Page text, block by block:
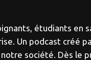
étudiants en
Un podcast créé
société. Dès le